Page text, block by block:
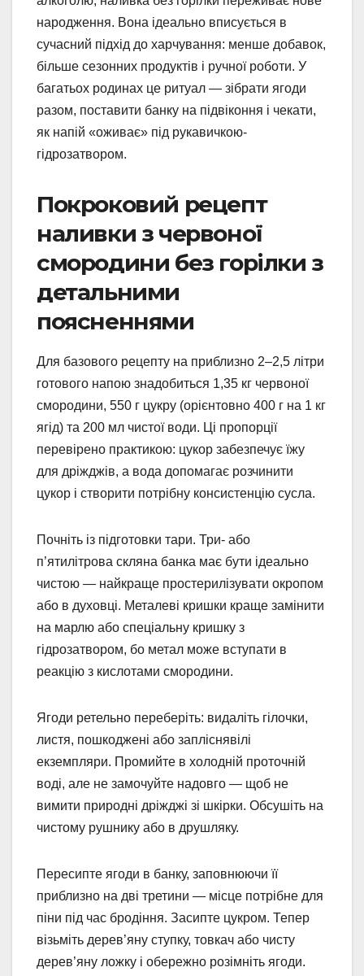
народження. Вона ідеально вписується в
сучасний підхід до харчування: менше добавок,
більше сезонних продуктів і ручної роботи. У
багатьох родинах це ритуал — зібрати ягоди
разом, поставити банку на підвіконня і чекати,
як напій «оживає» під рукавичкою-
гідрозатвором.
Покроковий рецепт
наливки з червоної
смородини без горілки з
детальними
поясненнями
Для базового рецепту на приблизно 2–2,5 літри
готового напою знадобиться 1,35 кг червоної
смородини, 550 г цукру (орієнтовно 400 г на 1 кг
ягід) та 200 мл чистої води. Ці пропорції
перевірено практикою: цукор забезпечує їжу
для дріжджів, а вода допомагає розчинити
цукор і створити потрібну консистенцію сусла.
Почніть із підготовки тари. Три- або
п’ятилітрова скляна банка має бути ідеально
чистою — найкраще простерилізувати окропом
або в духовці. Металеві кришки краще замінити
на марлю або спеціальну кришку з
гідрозатвором, бо метал може вступати в
реакцію з кислотами смородини.
Ягоди ретельно переберіть: видаліть гілочки,
листя, пошкоджені або запліснявілі
екземпляри. Промийте в холодній проточній
воді, але не замочуйте надовго — щоб не
вимити природні дріжджі зі шкірки. Обсушіть на
чистому рушнику або в друшляку.
Пересипте ягоди в банку, заповнюючи її
приблизно на дві третини — місце потрібне для
піни під час бродіння. Засипте цукром. Тепер
візьміть дерев’яну ступку, товкач або чисту
дерев’яну ложку і обережно розімніть ягоди.